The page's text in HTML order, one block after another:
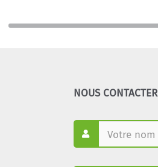
NOUS CONTACTER